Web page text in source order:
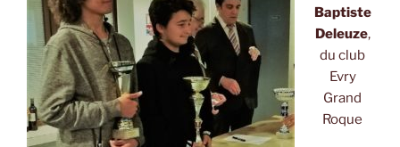
Baptiste
Deleuze,
du club
Evry
Grand
Roque